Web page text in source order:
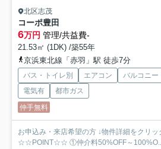
北区志茂
コーポ豊田
6万円 管理/共益費-
21.53㎡ (1DK) /築55年
京浜東北線「赤羽」駅 徒歩7分
バス・トイレ別 エアコン バルコニー
電気有
都市ガス
仲手無料
お申込み・来店希望の方 ↓物件詳細をクリ
☆☆POINT☆☆ ①仲介料50%OFF～100%O...